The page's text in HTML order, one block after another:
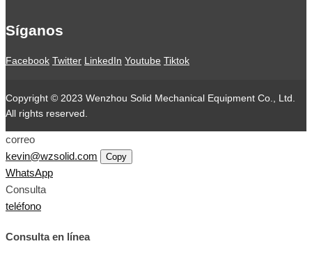
Síganos
Facebook Twitter LinkedIn Youtube Tiktok
Copyright © 2023 Wenzhou Solid Mechanical Equipment Co., Ltd.
All rights reserved.
correo
kevin@wzsolid.com
Copy
WhatsApp
Consulta
teléfono
Consulta en línea